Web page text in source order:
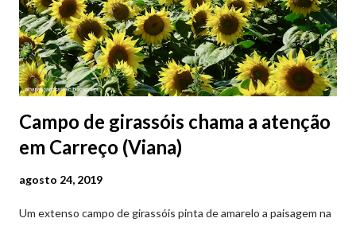
Campo de girassóis chama a atenção
em Carreço (Viana)
agosto 24, 2019
Um extenso campo de girassóis pinta de amarelo a paisagem na